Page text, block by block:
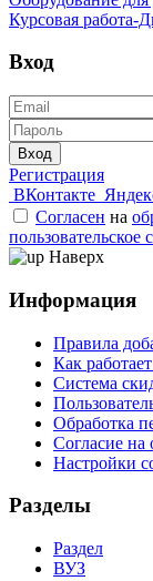
Вход
Вход
Регистрация
ВКонтакте
Согласен на
пользовательское
Наверх
Информация
Правила
Как
Система
Обработка
Согласие на
Настройки
Разделы
Раздел
ВУЗ